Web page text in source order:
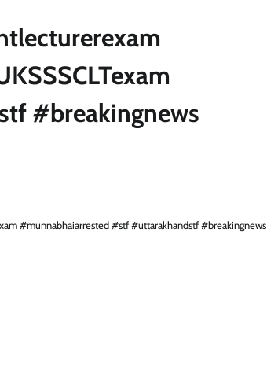
#breakingnews
#munnabhaiarrested #stf #uttarakhandstf #breakingnews